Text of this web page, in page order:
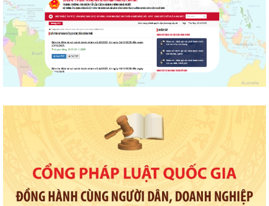
HỘI NGHỊ TUYÊN TRUYỀN, PHỔ BIẾN KIẾN THỨC PHÁP LUẬT VỀ
PHÒNG, CHỐNG MA TÚY VÀ BẢO ĐẢM TRẬT TỰ AN...
THÔNG BÁO VỀ VIỆC THU THẬP HỒ SƠ QUYỀN SỬ DỤNG ĐẤT CỦA
CÁC TỔ CHỨC